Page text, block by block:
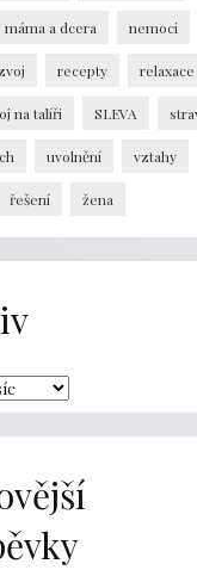
máma a dcera nemoci
recepty relaxace
na talíři SLEVA
uvolnění vztahy
řešení žena